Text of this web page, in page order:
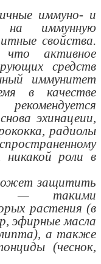
иммуно- и
на иммунную
свойства.
активное
средств
иммунитет
в качестве
эхинацеии,
радиолы
роли в
защитить
— такими
растения (в
эфирные масла
а также
(чеснок,